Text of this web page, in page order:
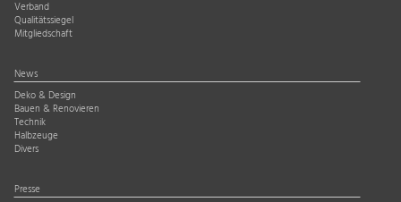
Verband
Qualitätssiegel
Mitgliedschaft
News
Deko & Design
Bauen & Renovieren
Technik
Halbzeuge
Divers
Presse